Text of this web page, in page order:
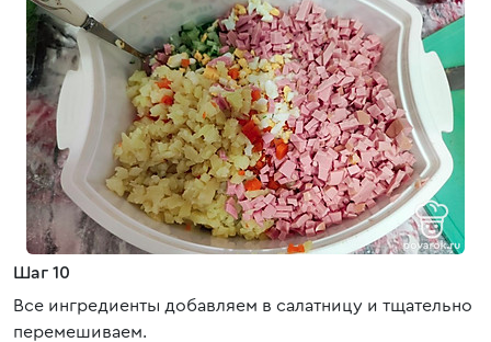
Шаг 10
Все ингредиенты добавляем в салатницу и тщательно
перемешиваем.